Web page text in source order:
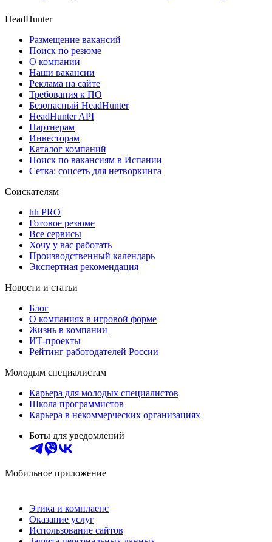
HeadHunter
Размещение вакансий
Поиск по резюме
О компании
Наши вакансии
Реклама на сайте
Требования к ПО
Безопасный HeadHunter
HeadHunter API
Партнерам
Инвесторам
Каталог компаний
Поиск по вакансиям в Испании
Сетка: соцсеть для нетворкинга
Соискателям
hh PRO
Готовое резюме
Все сервисы
Хочу у вас работать
Производственный календарь
Экспертная рекомендация
Новости и статьи
Блог
О компаниях в игровой форме
Жизнь в компании
ИТ-проекты
Рейтинг работодателей России
Молодым специалистам
Карьера для молодых специалистов
Школа программистов
Карьера в некоммерческих организациях
Боты для уведомлений
Мобильное приложение
Этика и комплаенс
Оказание услуг
Использование сайтов